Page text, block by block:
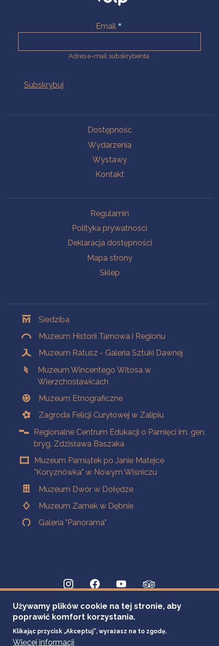
Email
Adres e-mail subskrybenta.
Dostępność
Wydarzenia
Wystawy
Kontakt
Regulamin
Polityka prywatności
Deklaracja dostępności
Mapa strony
Sklep
Siedziba
Muzeum Historii Tarnowa i Regionu
Muzeum Ratusz - Galeria Sztuki Dawnej
Muzeum Wincentego Witosa w
Wierzchosławicach
Muzeum Etnograficzne
Zagroda Felicji Curyłowej w Zalipiu
Regionalne Centrum Edukacji o Pamięci im. gen.
bryg. Zdzisława Baszaka
Muzeum Pamiątek po Janie Matejce
"Koryznówka" w Nowym Wiśniczu
Muzeum Dwór w Dołędze
Muzeum Zamek w Dębnie
Galeria "Panorama"
Używamy plików cookie na tej stronie, aby
poprawić komfort korzystania.
Klikając przycisk „Akceptuj”, wyrażasz na to zgodę.
Więcej informacji